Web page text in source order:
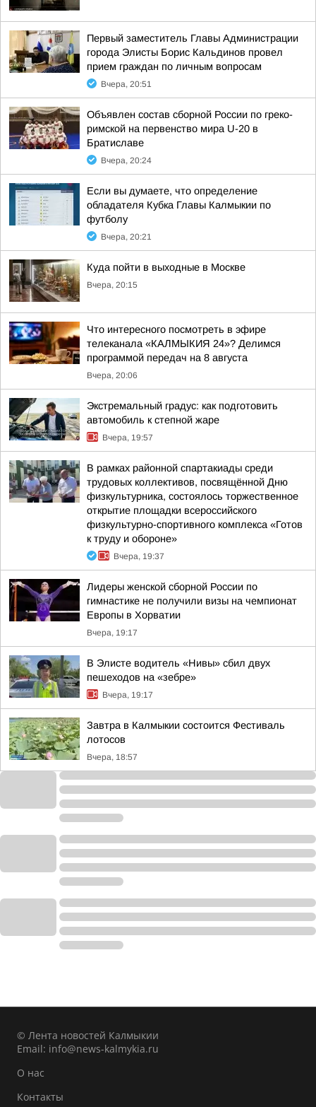
Первый заместитель Главы Администрации
города Элисты Борис Кальдинов провел
прием граждан по личным вопросам
Вчера, 20:51
Объявлен состав сборной России по греко-
римской на первенство мира U-20 в
Братиславе
Вчера, 20:24
Если вы думаете, что определение
обладателя Кубка Главы Калмыкии по
футболу
Вчера, 20:21
Куда пойти в выходные в Москве
Вчера, 20:15
Что интересного посмотреть в эфире
телеканала «КАЛМЫКИЯ 24»? Делимся
программой передач на 8 августа
Вчера, 20:06
Экстремальный градус: как подготовить
автомобиль к степной жаре
Вчера, 19:57
В рамках районной спартакиады среди
трудовых коллективов, посвящённой Дню
физкультурника, состоялось торжественное
открытие площадки всероссийского
физкультурно-спортивного комплекса «Готов
к труду и обороне»
Вчера, 19:37
Лидеры женской сборной России по
гимнастике не получили визы на чемпионат
Европы в Хорватии
Вчера, 19:17
В Элисте водитель «Нивы» сбил двух
пешеходов на «зебре»
Вчера, 19:17
Завтра в Калмыкии состоится Фестиваль
лотосов
Вчера, 18:57
© Лента новостей Калмыкии
Email: info@news-kalmykia.ru
О нас
Контакты